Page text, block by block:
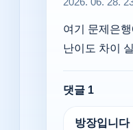
여기 문제은
난이도 차이
댓글 1
방장입니다